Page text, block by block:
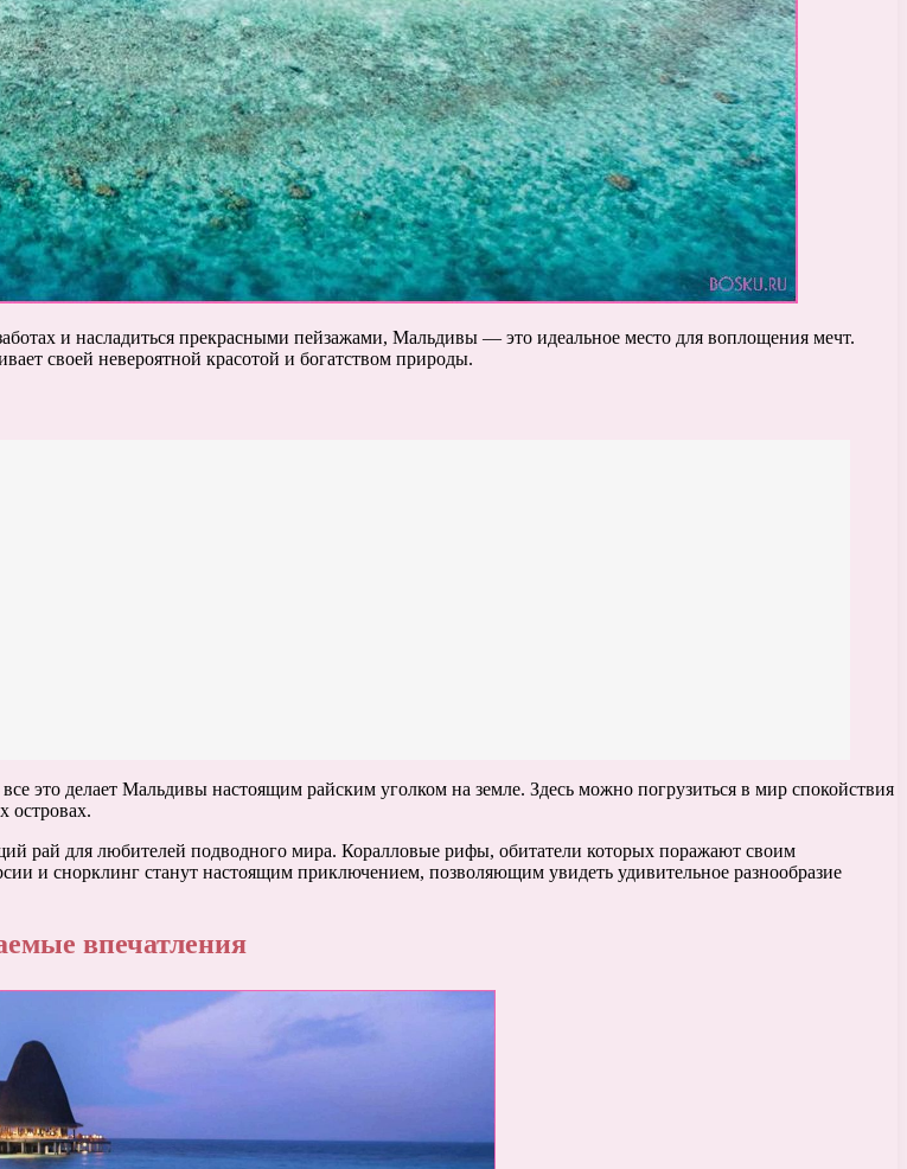
и насладиться прекрасными пейзажами, Мальдивы — это идеальное место для воплощения мечт.
своей невероятной красотой и богатством природы.
это делает Мальдивы настоящим райским уголком на земле. Здесь можно погрузиться в мир спокойствия
островах.
рай для любителей подводного мира. Коралловые рифы, обитатели которых поражают своим
и снорклинг станут настоящим приключением, позволяющим увидеть удивительное разнообразие
впечатления